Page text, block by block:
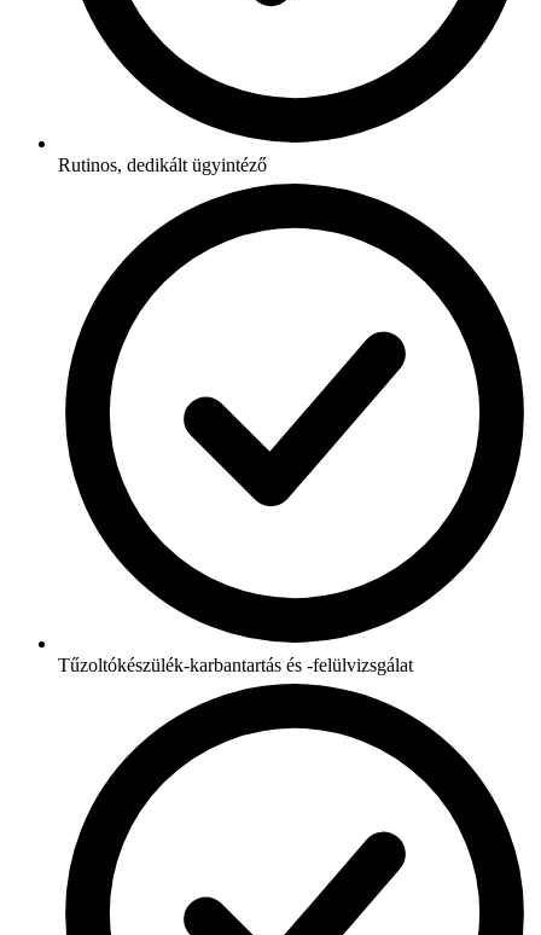
Rutinos, dedikált ügyintéző
Tűzoltókészülék-karbantartás és -felülvizsgálat